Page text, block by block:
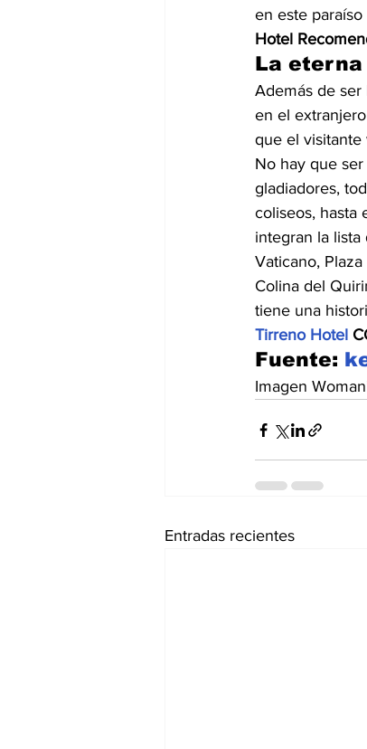
en este paraíso
Hotel
La eterna
Además de
en el
que el visitante
No hay que
gladiadores,
coliseos, hasta
integran la lista
Vaticano,
Colina del
tiene una
Tirreno Hotel
Fuente:
Imagen
Entradas recientes